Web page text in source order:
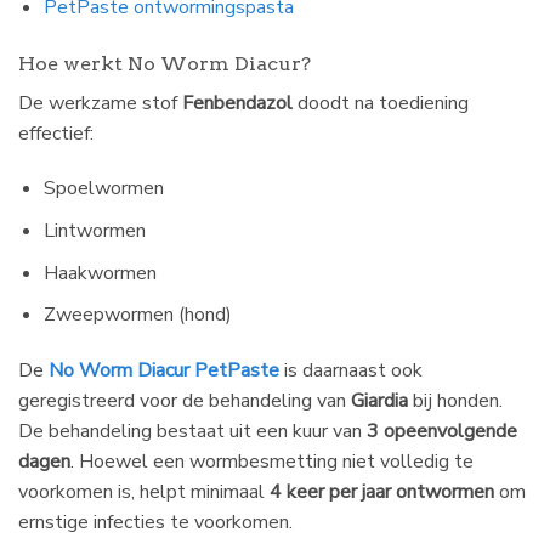
PetPaste ontwormingspasta
Hoe werkt No Worm Diacur?
De werkzame stofFenbendazoldoodt na toediening
effectief:
Spoelwormen
Lintwormen
Haakwormen
Zweepwormen (hond)
De No Worm Diacur PetPasteis daarnaast ook
geregistreerd voor de behandeling van Giardiabij honden.
De behandeling bestaat uit een kuur van 3 opeenvolgende
dagen. Hoewel een wormbesmetting niet volledig te
voorkomen is, helpt minimaal4 keer per jaar ontwormenom
ernstige infecties te voorkomen.